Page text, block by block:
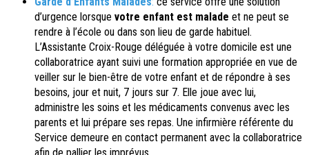
d’urgence lorsque votre enfant est malade et ne peut se
rendre à l’école ou dans son lieu de garde habituel.
L’Assistante Croix-Rouge déléguée à votre domicile est une
collaboratrice ayant suivi une formation appropriée en vue de
veiller sur le bien-être de votre enfant et de répondre à ses
besoins, jour et nuit, 7 jours sur 7. Elle joue avec lui,
administre les soins et les médicaments convenus avec les
parents et lui prépare ses repas. Une infirmière référente du
Service demeure en contact permanent avec la collaboratrice
afin de pallier les imprévus.